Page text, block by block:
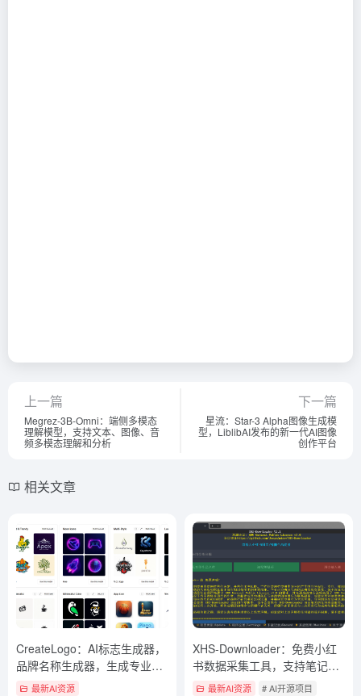
上一篇
Megrez-3B-Omni：端侧多模态
理解模型，支持文本、图像、音
频多模态理解和分析
下一篇
星流：Star-3 Alpha图像生成模
型，LiblibAI发布的新一代AI图像
创作平台
相关文章
CreateLogo：AI标志生成器，
品牌名称生成器，生成专业
SVG标志（付费）
最新AI资源
XHS-Downloader：免费小红
书数据采集工具，支持笔记批
量下载、视频提取、图片去水
最新AI资源 # AI开源项目